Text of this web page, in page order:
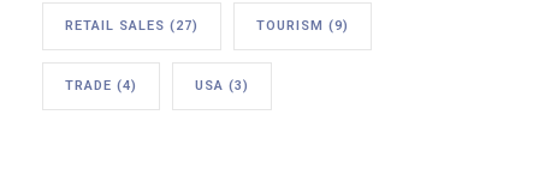
RETAIL SALES (27) TOURISM (9)
TRADE (4) USA (3)